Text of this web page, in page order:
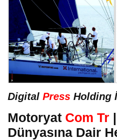
Digital Press Holding
Motoryat Com Tr
Dünyasına Dair